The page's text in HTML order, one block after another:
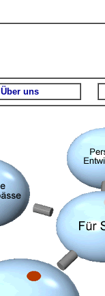
Über uns